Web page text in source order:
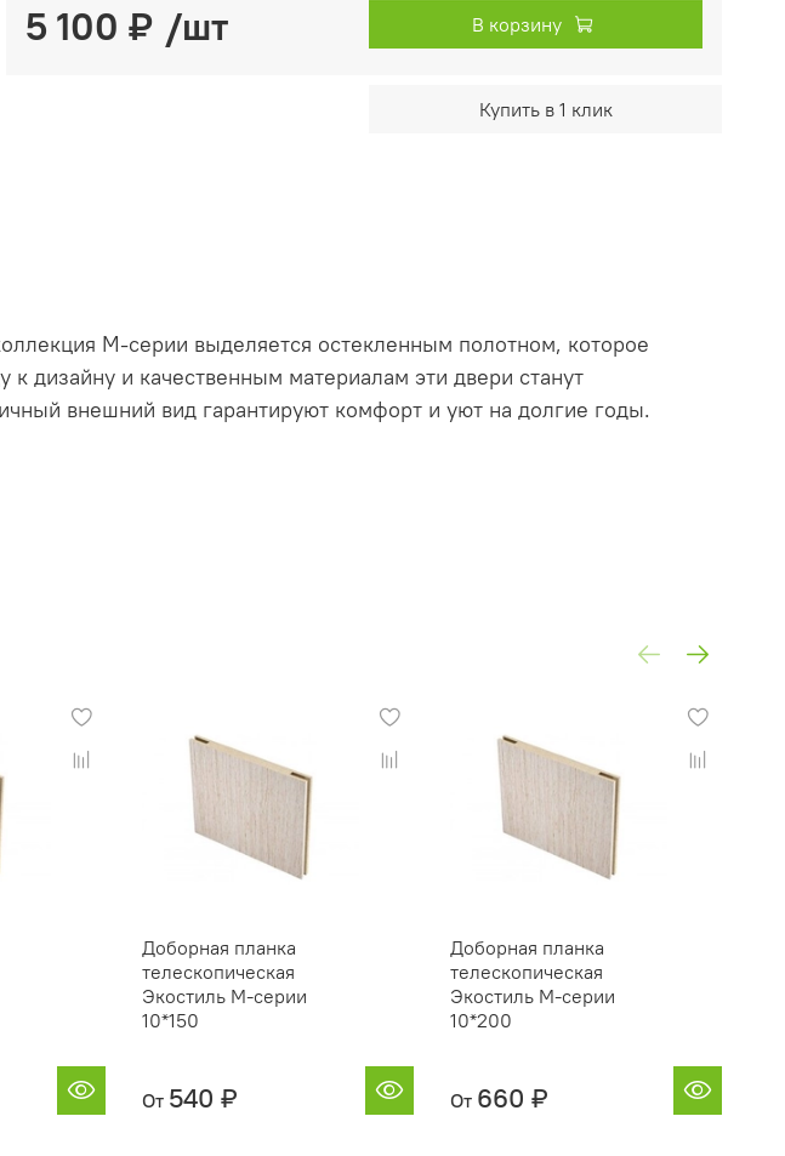
5 100 ₽ /шт В корзину
Купить в 1 клик
М-серии выделяется остекленным полотном, которое
дизайну и качественным материалам эти двери станут
внешний вид гарантируют комфорт и уют на долгие годы.
Доборная планка
телескопическая
Экостиль М-серии
10*150
От 540 ₽
Доборная планка
телескопическая
Экостиль М-серии
10*200
От 660 ₽